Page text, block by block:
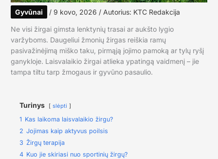
Gyvūnai / 9 kovo, 2026 / Autorius: KTC Redakcija
Ne visi žirgai gimsta lenktynių trasai ar aukšto lygio
varžyboms. Daugeliui žmonių žirgas reiškia ramų
pasivažinėjimą miško taku, pirmąją jojimo pamoką ar tylų ryšį
ganykloje. Laisvalaikio žirgai atlieka ypatingą vaidmenį – jie
tampa tiltu tarp žmogaus ir gyvūno pasaulio.
Turinys slėpti
1 Kas laikoma laisvalaikio žirgu?
2 Jojimas kaip aktyvus poilsis
3 Žirgų terapija
4 Kuo jie skiriasi nuo sportinių žirgų?